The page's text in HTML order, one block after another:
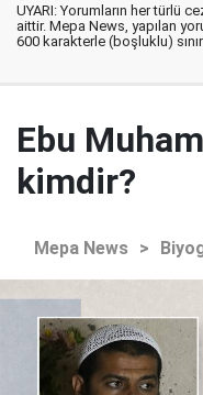
UYARI: Yorumların her türlü
aittir. Mepa News, yapılan
600 karakterle (boşluklu)
Ebu
kimdir?
Mepa News >